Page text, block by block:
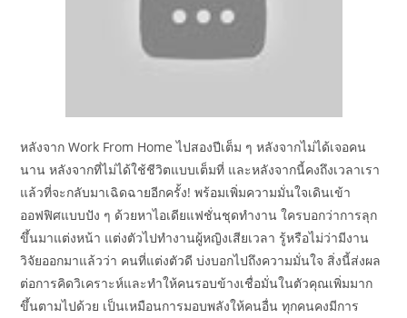
หลังจาก Work From Home ไปสองปีเต็ม ๆ หลังจากไม่ได้เจอคน
นาน หลังจากที่ไม่ได้ใช้ชีวิตแบบเต็มที่ และหลังจากนี้คงถึงเวลาเรา
แล้วที่จะกลับมาเฉิดฉายอีกครั้ง! พร้อมเพิ่มความมั่นใจเดินเข้า
ออฟฟิศแบบปัง ๆ ด้วยหาไอเดียแฟชั่นชุดทำงาน ใครบอกว่าการลุก
ขึ้นมาแต่งหน้า แต่งตัวไปทํางานผู้หญิงเสียเวลา รู้หรือไม่ว่ามีงาน
วิจัยออกมาแล้วว่า คนที่แต่งตัวดี บ่งบอกไปถึงความมั่นใจ สิ่งนี้ส่งผล
ต่อการคิดวิเคราะห์และทำให้คนรอบข้างเชื่อมั่นในตัวคุณเพิ่มมาก
ขึ้นตามไปด้วย เป็นเหมือนการมอบพลังให้คนอื่น ทุกคนคงมีการ